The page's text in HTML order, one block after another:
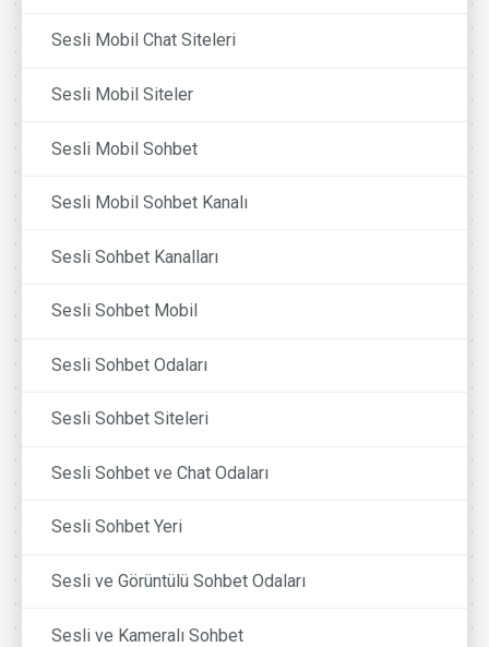
Sesli Mobil Chat Siteleri
Sesli Mobil Siteler
Sesli Mobil Sohbet
Sesli Mobil Sohbet Kanalı
Sesli Sohbet Kanalları
Sesli Sohbet Mobil
Sesli Sohbet Odaları
Sesli Sohbet Siteleri
Sesli Sohbet ve Chat Odaları
Sesli Sohbet Yeri
Sesli ve Görüntülü Sohbet Odaları
Sesli ve Kameralı Sohbet